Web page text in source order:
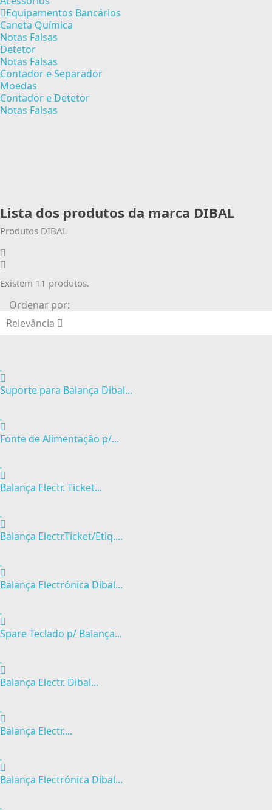
Equipamentos Bancários
Caneta Química
Notas Falsas
Detetor
Notas Falsas
Contador e Separador
Moedas
Contador e Detetor
Notas Falsas
Lista dos produtos da marca DIBAL
Produtos DIBAL
Existem 11 produtos.
Ordenar por:
Relevância
Suporte para Balança Dibal...
Fonte de Alimentação p/...
Balança Electr. Ticket...
Balança Electr.Ticket/Etiq....
Balança Electrónica Dibal...
Spare Teclado p/ Balança...
Balança Electr. Dibal...
Balança Electr....
Balança Electrónica Dibal...